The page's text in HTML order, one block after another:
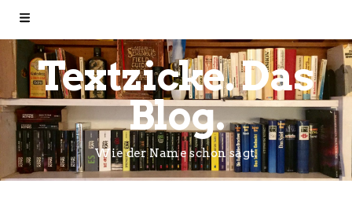
Textzicke. Das
Blog.
Wie der Name schon sagt.